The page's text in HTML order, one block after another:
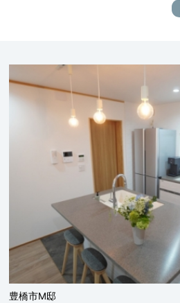
豊橋市M邸